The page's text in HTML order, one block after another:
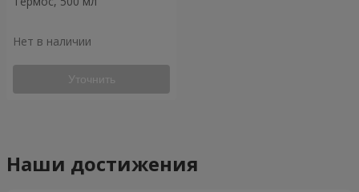
Нет в наличии
Уточнить
Наши достижения